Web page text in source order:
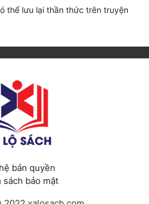
thể lưu lại thần thức trên truyện
bản quyền
sách bảo mật